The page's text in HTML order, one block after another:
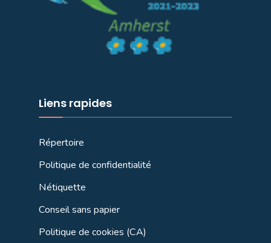
Liens rapides
Répertoire
Politique de confidentialité
Nétiquette
Conseil sans papier
Politique de cookies (CA)